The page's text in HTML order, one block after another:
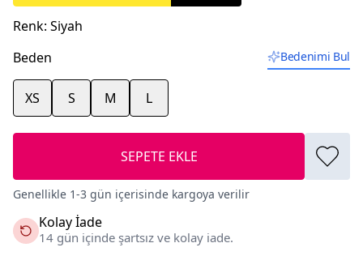
Renk: Siyah
Beden
Bedenimi Bul
XS S M L
SEPETE EKLE
Genellikle 1-3 gün içerisinde kargoya verilir
Kolay İade
14 gün içinde şartsız ve kolay iade.